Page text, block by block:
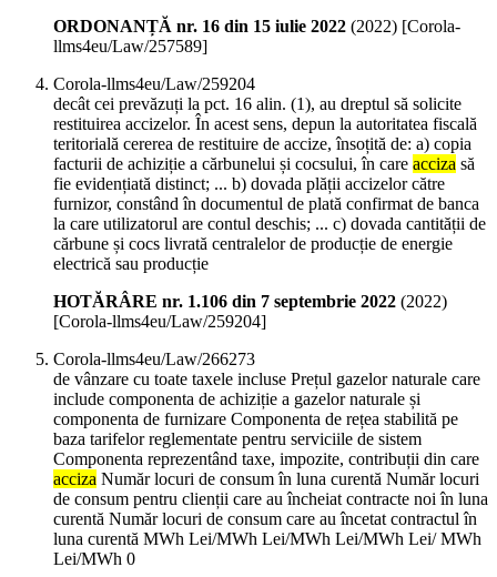
ORDONANȚĂ nr. 16 din 15 iulie 2022 (2022) [Corola-
llms4eu/Law/257589]
Corola-llms4eu/Law/259204
decât cei prevăzuți la pct. 16 alin. (1), au dreptul să solicite
restituirea accizelor. În acest sens, depun la autoritatea fiscală
teritorială cererea de restituire de accize, însoțită de: a) copia
facturii de achiziție a cărbunelui și cocsului, în care acciza să
fie evidențiată distinct; ... b) dovada plății accizelor către
furnizor, constând în documentul de plată confirmat de banca
la care utilizatorul are contul deschis; ... c) dovada cantității de
cărbune și cocs livrată centralelor de producție de energie
electrică sau producție
HOTĂRÂRE nr. 1.106 din 7 septembrie 2022 (2022)
[Corola-llms4eu/Law/259204]
Corola-llms4eu/Law/266273
de vânzare cu toate taxele incluse Prețul gazelor naturale care
include componenta de achiziție a gazelor naturale și
componenta de furnizare Componenta de rețea stabilită pe
baza tarifelor reglementate pentru serviciile de sistem
Componenta reprezentând taxe, impozite, contribuții din care
acciza Număr locuri de consum în luna curentă Număr locuri
de consum pentru clienții care au încheiat contracte noi în luna
curentă Număr locuri de consum care au încetat contractul în
luna curentă MWh Lei/MWh Lei/MWh Lei/MWh Lei/ MWh
Lei/MWh 0